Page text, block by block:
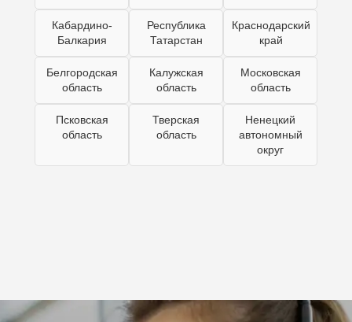
Кабардино-
Балкария
Республика
Татарстан
Краснодарский
край
Белгородская
область
Калужская
область
Московская
область
Псковская
область
Тверская
область
Ненецкий
автономный
округ